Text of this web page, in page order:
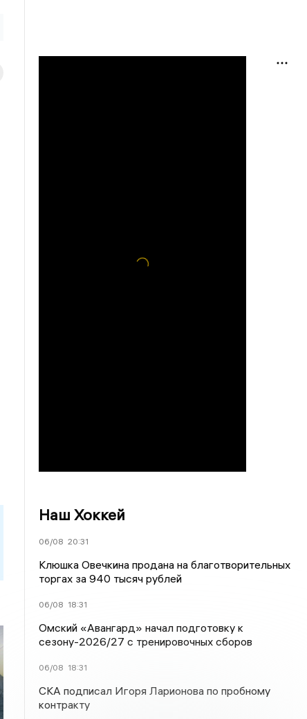
Наш Хоккей
06/08 20:31
Клюшка Овечкина продана на благотворительных
торгах за 940 тысяч рублей
06/08 18:31
Омский «Авангард» начал подготовку к
сезону-2026/27 с тренировочных сборов
06/08 18:31
СКА подписал Игоря Ларионова по пробному
контракту